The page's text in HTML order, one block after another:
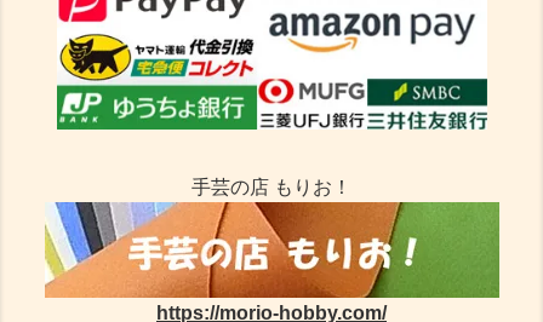
手芸の店 もりお！
https://morio-hobby.com/